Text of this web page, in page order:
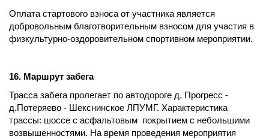
Оплата стартового взноса от участника является
добровольным благотворительным взносом для участия в
физкультурно-оздоровительном спортивном мероприятии.
16. Маршрут забега
Трасса забега пролегает по автодороге д. Прогресс -
д.Потеряево - Шекснинское ЛПУМГ. Характеристика
трассы: шоссе с асфальтовым покрытием с небольшими
возвышенностями. На время проведения мероприятия